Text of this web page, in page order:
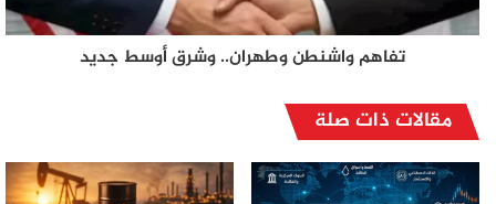
تفاهم واشنطن وطهران.. وشرق أوسط جديد
مقالات ذات صلة